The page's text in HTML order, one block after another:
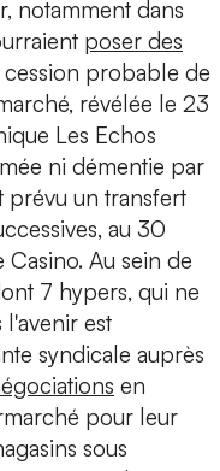
notamment dans
poser des
probable de
révélée le 23
Les Echos
ni démentie par
prévu un transfert
au 30
Casino. Au sein de
7 hypers, qui ne
est
syndicale auprès
en
pour leur
sous